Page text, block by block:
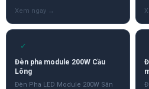
✓
Đèn pha module 200W Cầu
Lông
Đèn Pha LED Module 200W Sân